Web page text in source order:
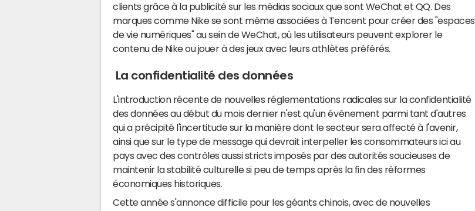
clients grâce à la publicité sur les médias sociaux que sont WeChat et QQ. Des
marques comme Nike se sont même associées à Tencent pour créer des "espaces
de vie numériques" au sein de WeChat, où les utilisateurs peuvent explorer le
contenu de Nike ou jouer à des jeux avec leurs athlètes préférés.
La confidentialité des données
L'introduction récente de nouvelles réglementations radicales sur la confidentialité
des données au début du mois dernier n'est qu'un événement parmi tant d'autres
qui a précipité l'incertitude sur la manière dont le secteur sera affecté à l'avenir,
ainsi que sur le type de message qui devrait interpeller les consommateurs ici au
pays avec des contrôles aussi stricts imposés par des autorités soucieuses de
maintenir la stabilité culturelle si peu de temps après la fin des réformes
économiques historiques.
Cette année s'annonce difficile pour les géants chinois, avec de nouvelles